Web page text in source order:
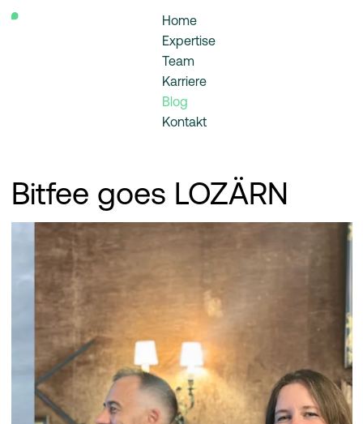
Home
Expertise
Team
Karriere
Blog
Kontakt
Bitfee goes LOZÄRN